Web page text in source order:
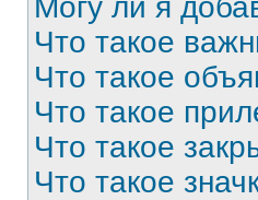
Могу ли я
Что такое
Что такое
Что такое
Что такое
Что такое